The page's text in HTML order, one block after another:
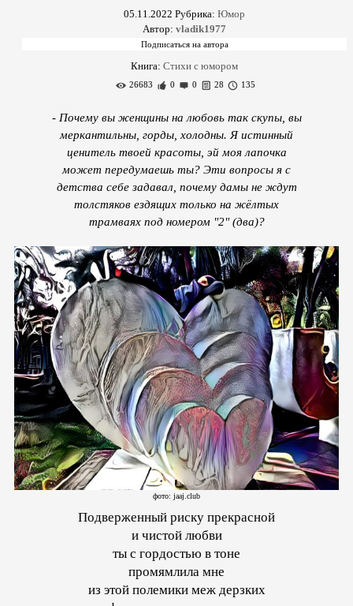
05.11.2022 Рубрика: Юмор
Автор: vladik1977
Книга: Стихи с юмором
26683 0 0 28 135
- Почему вы женщины на любовь так скупы, вы
меркантильны, горды, холодны. Я истинный
ценитель твоей красоты, эй моя лапочка
может передумаешь ты? Эти вопросы я с
детства себе задавал, почему дамы не ждут
толстяков ездящих только на жёлтых
трамваях под номером "2" (два)?
фото: jaaj.club
Подверженный риску прекрасной
и чистой любви
ты с гордостью в тоне
промямлила мне
из этой полемики меж дерзких